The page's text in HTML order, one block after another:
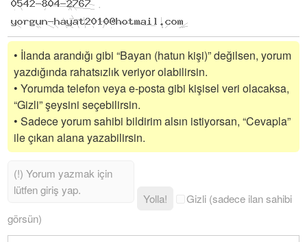
• İlanda arandığı gibi “Bayan (hatun kişi)” değilsen, yorum
yazdığında rahatsızlık veriyor olabilirsin.
• Yorumda telefon veya e-posta gibi kişisel veri olacaksa,
“Gizli” şeysini seçebilirsin.
• Sadece yorum sahibi bildirim alsın istiyorsan, “Cevapla”
ile çıkan alana yazabilirsin.
Yolla!
Gizli (sadece ilan sahibi
görsün)